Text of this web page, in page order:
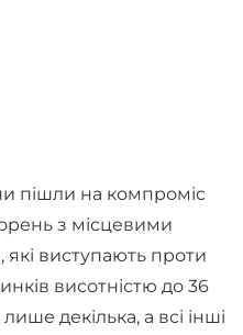
пішли на компроміс
з місцевими
виступають проти
висотністю до 36
декілька, а всі інші